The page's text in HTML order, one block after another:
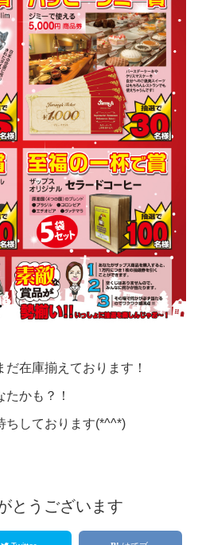
在庫揃えております！
かも？！
ちしております(*^^*)
とうございます